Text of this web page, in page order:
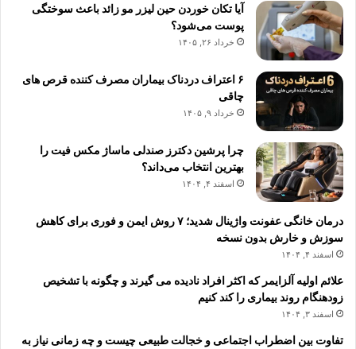
آیا تکان خوردن حین لیزر مو زائد باعث سوختگی
پوست می‌شود؟
خرداد ۲۶, ۱۴۰۵
۶ اعتراف دردناک بیماران مصرف کننده قرص های
چاقی
خرداد ۹, ۱۴۰۵
چرا پرشین دکترز صندلی ماساژ مکس فیت را
بهترین انتخاب می‌داند؟
اسفند ۴, ۱۴۰۴
درمان خانگی عفونت واژینال شدید؛ ۷ روش ایمن و فوری برای کاهش
سوزش و خارش بدون نسخه
اسفند ۴, ۱۴۰۴
علائم اولیه آلزایمر که اکثر افراد نادیده می گیرند و چگونه با تشخیص
زودهنگام روند بیماری را کند کنیم
اسفند ۳, ۱۴۰۴
تفاوت بین اضطراب اجتماعی و خجالت طبیعی چیست و چه زمانی نیاز به